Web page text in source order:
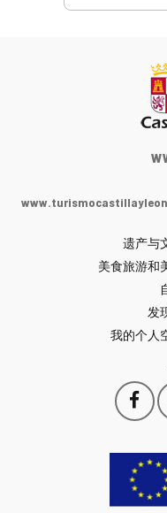
y
网
站
门
户
-
遗产与
美食旅游和
发
我的个人
此
链
会
打
开